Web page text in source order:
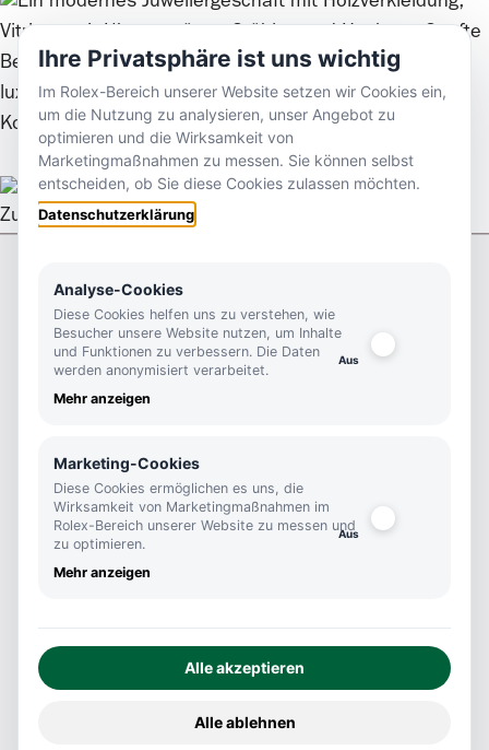
Kontaktieren Sie uns
Zurück nach oben
FooterKontakt
Kutter 1825
Königstraße 46
70173 Stuttgart
info@kutter1825.de
+0711 290460
Öffnungszeiten
10:00 - 18:45
10:00 - 16:00
Ihre Privatsphäre ist uns wichtig
Im Rolex-Bereich unserer Website setzen wir Cookies ein,
um die Nutzung zu analysieren, unser Angebot zu
optimieren und die Wirksamkeit von
Marketingmaßnahmen zu messen. Sie können selbst
entscheiden, ob Sie diese Cookies zulassen möchten.
Datenschutzerklärung
Analyse-Cookies
Diese Cookies helfen uns zu verstehen, wie
Besucher unsere Website nutzen, um Inhalte
und Funktionen zu verbessern. Die Daten
werden anonymisiert verarbeitet.
Mehr anzeigen
Marketing-Cookies
Diese Cookies ermöglichen es uns, die
Wirksamkeit von Marketingmaßnahmen im
Rolex-Bereich unserer Website zu messen und
zu optimieren.
Mehr anzeigen
Alle akzeptieren
Alle ablehnen